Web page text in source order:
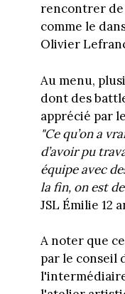
rencontrer
comme le
Olivier
Au menu,
dont des
apprécié par
"Ce qu’on a
d’avoir pu
équipe avec
la fin, on est
JSL Émilie 12
A noter que
par le conseil